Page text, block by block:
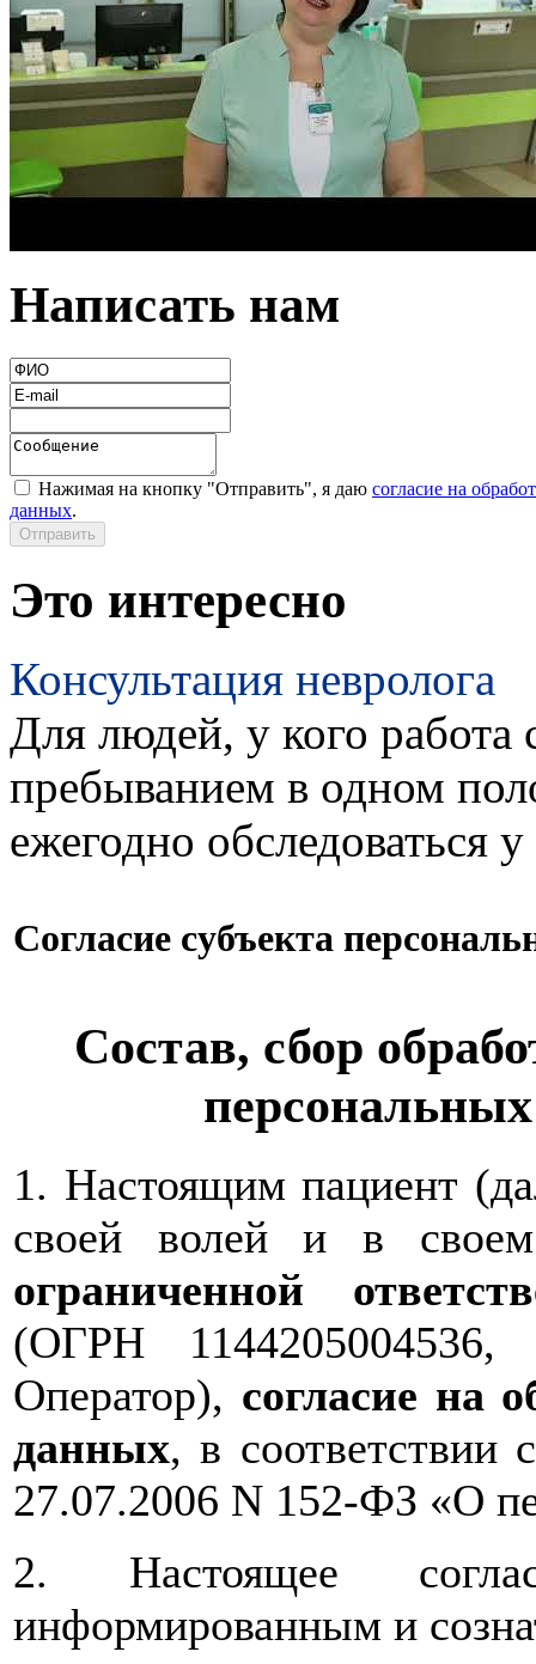
Написать нам
Нажимая на кнопку "Отправить", я даю согласие на
данных.
Это интересно
Консультация невролога
Для людей, у кого работа
пребыванием в одном
ежегодно обследоваться
Согласие субъекта
Состав, сбор
1. Настоящим пациент
своей волей и в
ограниченной
(ОГРН
Оператор), согласие на
данных, в соответствии
27.07.2006 N 152-ФЗ «О
2. Настоящее
информированным и